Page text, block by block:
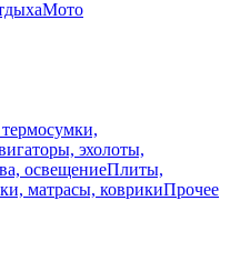
Мото
эхолоты,
освещениеПлиты,
матрасы, коврикиПрочее